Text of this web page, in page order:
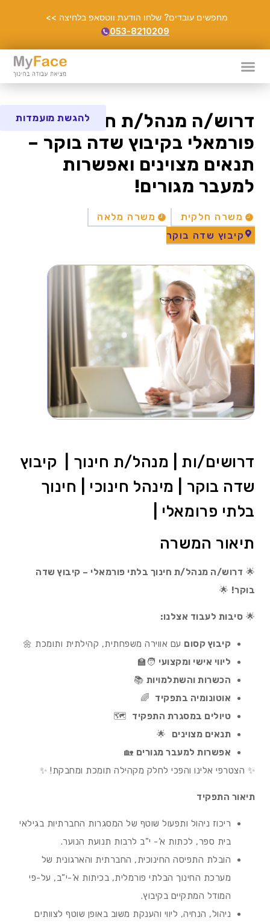
מחפשים עובדים? שלחו הודעת ווטסאפ בלחיצה >>
053-8210209
דרוש/ה מנהל/ת חינוך בלתי
פורמאלי בקיבוץ שדה בוקר –
תנאים מצוינים ואפשרות
למעבר מגורים!
משרה חלקית
משרה מלאה
קיבוץ שדה בוקר
להגשת מועמדות
דרושים/ות | מנהל/ת חינוך | קיבוץ
שדה בוקר | מינהל חינוכי | חינוך
בלתי פרומאלי |
תיאור המשרה
🌟 דרוש/ה מנהל/ת חינוך בלתי פורמאלי – קיבוץ שדה
בוקר! 🌟
🌟 סיבות לעבוד אצלנו:
קיבוץ קסום עם אווירה משפחתית, קהילתית ותומכת 🌼
ליווי אישי ומקצועי 🧑‍🏫
הכשרות והשתלמויות 📚
אוטונומיה בתפקיד 🌈
טיולים במסגרת התפקיד 🗺️
תנאים מצוינים 🌟
אפשרות למעבר מגורים 🏡
✨ הצטרפי אלינו והפכי לחלק מקהילה תומכת ומחבקת! ✨
תיאור התפקיד
ריכוז ניהול ותפעול שוטף של המסגרות החברתיות בגילאי
בית ספר, לכתות א’- י”ב לרבות תנועת הנוער.
הובלת התפיסה החינוכית, החברתית והארגונית של
מערכת החינוך הבלתי פורמלית, בכיתות א’-י”ב, על-פי
המודל המתקיים בקיבוץ.
ניהול, הנחיה, ליווי והענקת משוב באופן שוטף לצוותים